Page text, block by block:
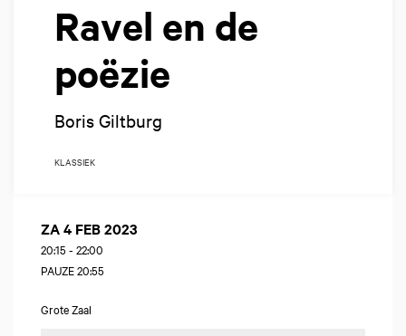
Ravel en de
poëzie
Boris Giltburg
KLASSIEK
ZA 4 FEB 2023
20:15 - 22:00
PAUZE 20:55
Grote Zaal